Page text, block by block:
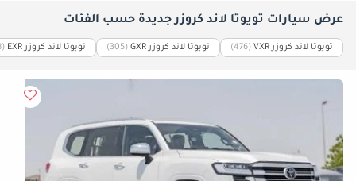
عرض سيارات تويوتا لاند كروزر جديدة حسب الفئات
تويوتا لاند كروزر VXR ‏(476) تويوتا لاند كروزر GXR ‏(305) تويوتا لاند كروزر EXR ‏(8)